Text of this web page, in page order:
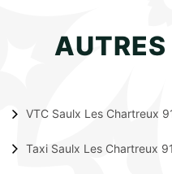
VTC Saulx Les Chartreux
Taxi Saulx Les Chartreux